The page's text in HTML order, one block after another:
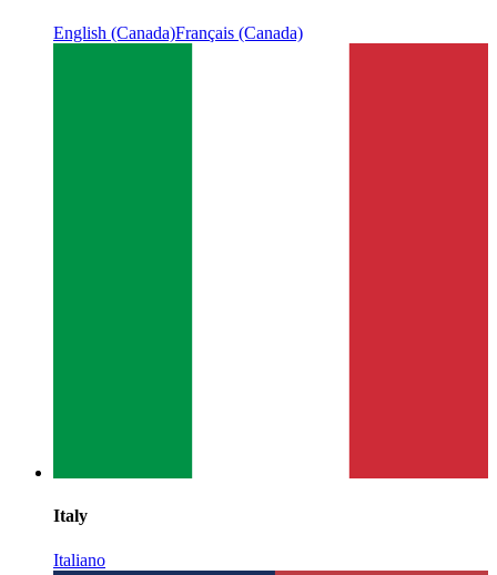
English (Canada)Français (Canada)
Italy
Italiano